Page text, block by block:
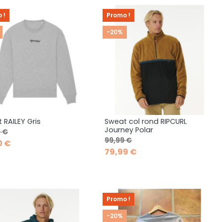
Aperçu rapide
Gris
base
€Prix
€
!
Aperçu rapide
M
Sweat col rond RIPCURL
Journey Polar
Prix de base
99,99 €Prix
79,99 €
Promo !
-20%
Promo !
-20%